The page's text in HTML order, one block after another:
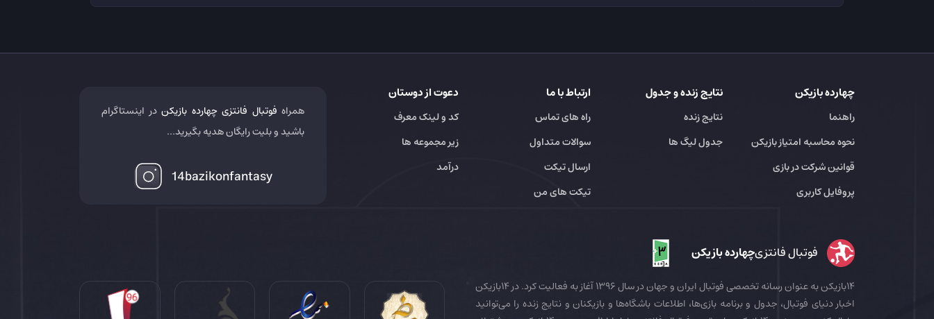
چهارده بازیکن
راهنما
نحوه محاسبه امتیاز بازیکن
قوانین شرکت در بازی
پروفایل کاربری
نتایج زنده و جدول
نتایج زنده
جدول لیگ ها
ارتباط با ما
راه های تماس
سوالات متداول
ارسال تیکت
تیکت های من
دعوت از دوستان
کد و لینک معرف
زیر مجموعه ها
درآمد
همراه فوتبال فانتزی چهارده بازیکن در اینستاگرام
باشید و بلیت رایگان هدیه بگیرید...
14bazikonfantasy
فوتبال فانتزیچهارده بازیکن
14بازیکن به عنوان رسانه تخصصی فوتبال ایران و جهان در سال 1396 آغاز به فعالیت کرد. در 14بازیکن
اخبار دنیای فوتبال، جدول و برنامه بازی‌ها، اطلاعات باشگاه‌ها و بازیکنان و نتایج زنده را می‌توانید